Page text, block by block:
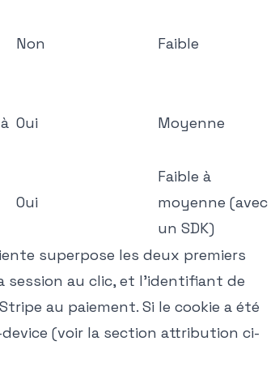
Non Faible
Oui Moyenne
Oui
Faible à
moyenne (avec
un SDK)
superpose les deux premiers
au clic, et l'identifiant de
au paiement. Si le cookie a été
(voir la section attribution ci-